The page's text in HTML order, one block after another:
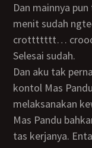
Dan mainnya
menit sudah
crottttttt…
Selesai sudah.
Dan aku tak pernah complain. Biarlah, yang penting
kontol Mas
melaksanakan
Mas Pandu bahkan mengeluarkan sesuatu dari dalam
tas kerjanya.